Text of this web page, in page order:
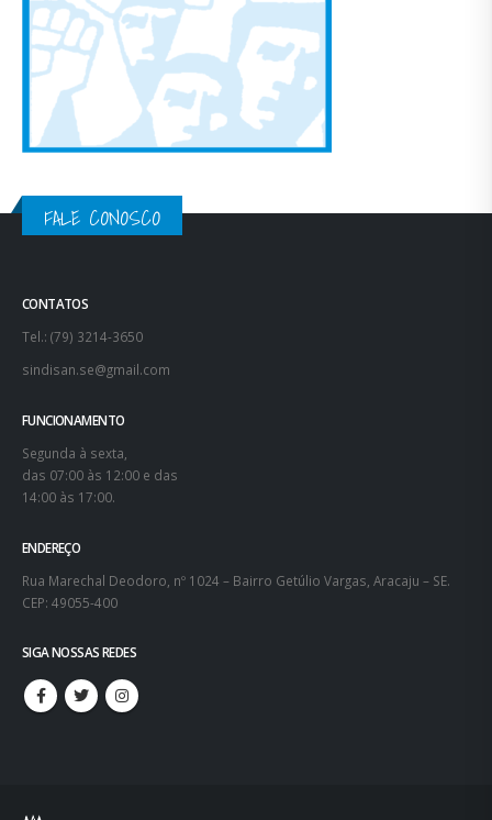
CONTATOS
Tel.: (79) 3214-3650
sindisan.se@gmail.com
Segunda à sexta,
das 07:00 às 12:00 e das
ENDEREÇO
Rua Marechal Deodoro, nº 1024 – Bairro Getúlio Vargas, Aracaju – SE.
CEP: 49055-400
SIGA NOSSAS REDES
© copyright 2021. SINDISAN. Todos os direitos reservados